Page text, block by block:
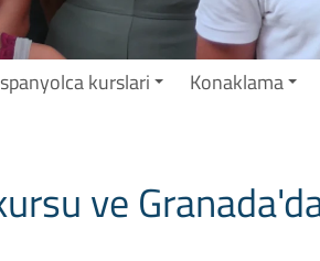
kurslari Konaklama
ve